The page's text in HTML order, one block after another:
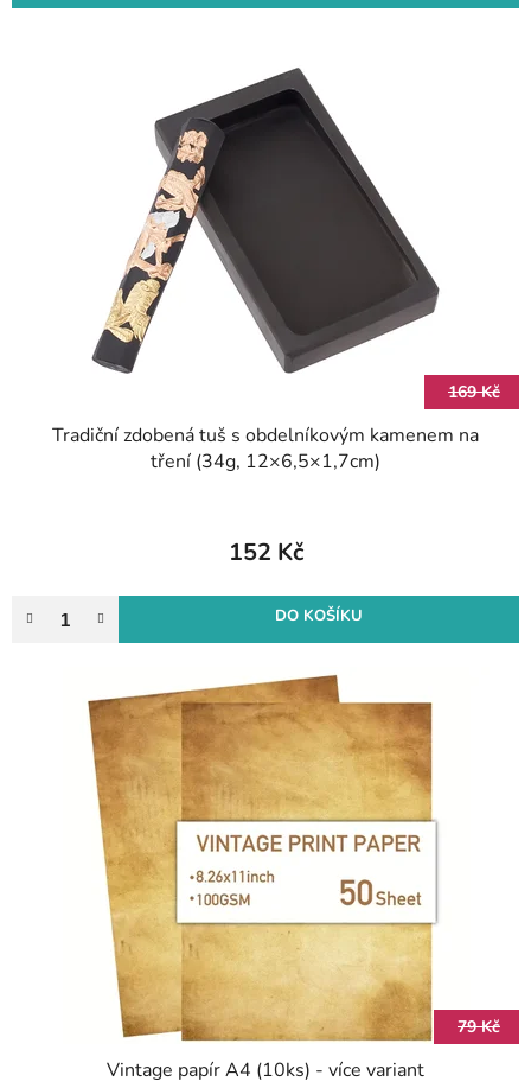
169 Kč
Tradiční zdobená tuš s obdelníkovým kamenem na
tření (34g, 12×6,5×1,7cm)
152 Kč
DO KOŠÍKU
79 Kč
Vintage papír A4 (10ks) - více variant